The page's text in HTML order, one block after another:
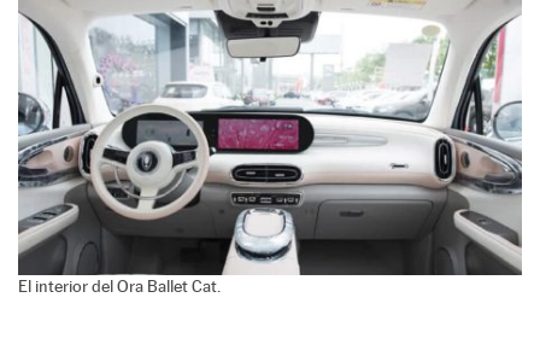
El interior del Ora Ballet Cat.